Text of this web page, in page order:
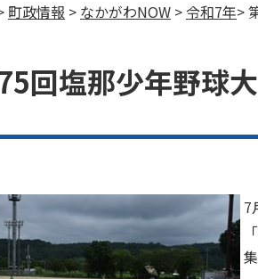
町政情報 > なかがわNOW >令和7年>
回塩那少年野球
7